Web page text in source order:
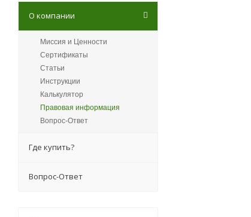
О компании
Миссия и Ценности
Сертификаты
Статьи
Инструкции
Калькулятор
Правовая информация
Вопрос-Ответ
Где купить?
Вопрос-Ответ